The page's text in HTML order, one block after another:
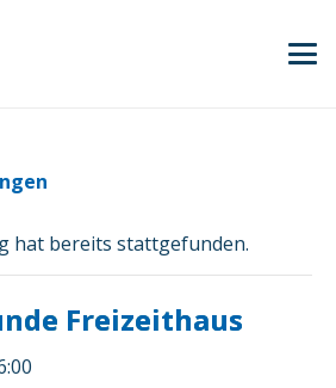
hat bereits stattgefunden.
Freizeithaus